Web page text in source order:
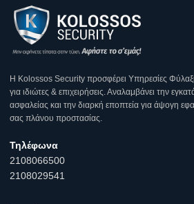
Η Κοlossos Security προσφέρει Υπηρεσίες
για ιδιώτες & επιχειρήσεις. Αναλαμβάνει την
ασφαλείας και την διαρκή εποπτεία για άψογη
σας πλάνου προστασίας.
Τηλέφωνα
2108066500
2108029541